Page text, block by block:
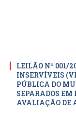
LEILÃO Nº 001/
INSERVÍVEIS
PÚBLICA DO
SEPARADOS
AVALIAÇÃO DE